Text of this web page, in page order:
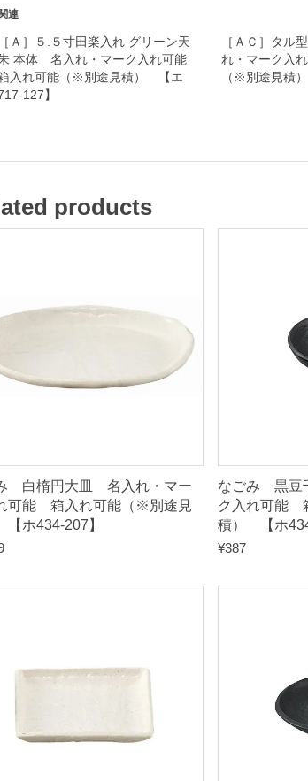
連
［Ａ］５.５寸田楽入れ グリーン天
本体 名入れ・マーク入れ可能
入れ可能（※別途見積） 【エ
127】
［ＡＣ］タル
れ・マーク入
（※別途見積
products
白楕円大皿 名入れ・マー
可能 箱入れ可能（※別途見
ホ434-207】
なごみ 黒豆
ク入れ可能
積） 【ホ
¥387